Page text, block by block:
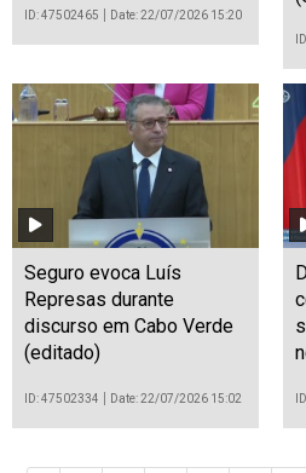
ID: 47502465 Date: 22/07/2026 15:20
Seguro evoca Luís
Represas durante
discurso em Cabo Verde
(editado)
ID: 47502334 Date: 22/07/2026 15:02